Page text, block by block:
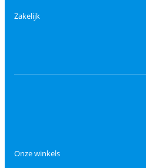
Zakelijk
Onze winkels